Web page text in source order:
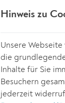
Hinweis zu
Unsere
die
Inhalte für Sie
Besuchern
jederzeit